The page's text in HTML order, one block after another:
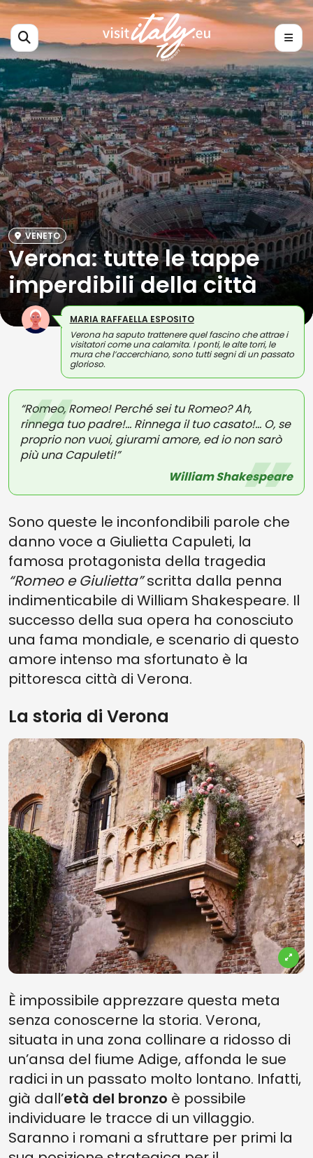
VENETO
Verona: tutte le tappe
imperdibili della città
MARIA RAFFAELLA ESPOSITO
Verona ha saputo trattenere quel fascino che attrae i
visitatori come una calamita. I ponti, le alte torri, le
mura che l’accerchiano, sono tutti segni di un passato
glorioso.
“Romeo, Romeo! Perché sei tu Romeo? Ah,
rinnega tuo padre!... Rinnega il tuo casato!... O, se
proprio non vuoi, giurami amore, ed io non sarò
più una Capuleti!”
William Shakespeare
Sono queste le inconfondibili parole che
danno voce a Giulietta Capuleti, la
famosa protagonista della tragedia
“Romeo e Giulietta”scritta dalla penna
indimenticabile di William Shakespeare. Il
successo della sua opera ha conosciuto
una fama mondiale, e scenario di questo
amore intenso ma sfortunato è la
pittoresca città di Verona.
La storia di Verona
È impossibile apprezzare questa meta
senza conoscerne la storia. Verona,
situata in una zona collinare a ridosso di
un’ansa del fiume Adige, affonda le sue
radici in un passato molto lontano. Infatti,
già dall’età del bronzo è possibile
individuare le tracce di un villaggio.
Saranno i romani a sfruttare per primi la